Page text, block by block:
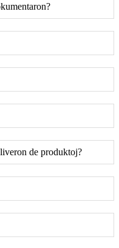
de produktoj?